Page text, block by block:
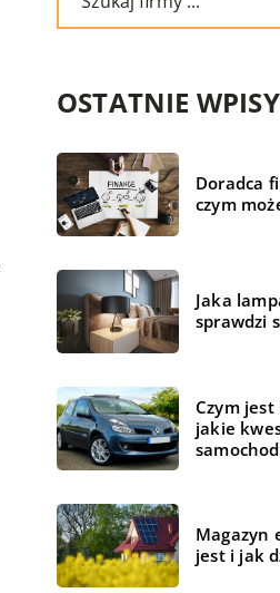
OSTATNIE WPISY
Doradca
czym
Jaka
sprawdzi
Czym
jakie
Magazyn
jest i jak